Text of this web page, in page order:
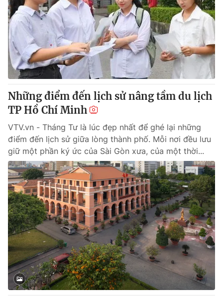
Những điểm đến lịch sử nâng tầm du lịch
TP Hồ Chí Minh
VTV.vn - Tháng Tư là lúc đẹp nhất để ghé lại những
điểm đến lịch sử giữa lòng thành phố. Mỗi nơi đều lưu
giữ một phần ký ức của Sài Gòn xưa, của một thời...